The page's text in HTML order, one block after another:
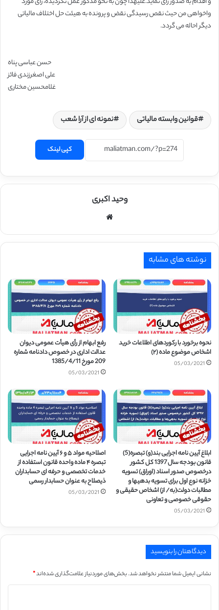
واخواهی من حیث نقص رسیدگی نقض و پرونده به هیئت حل اختلاف مالیاتی
دیگر احاله می گردد.
حسن عباسی پناه
علی اصغرزندی فائز
غلامحسین مختاری
قوانین وابسته مالیاتی نمونه ای از آرا شعب
کپی لینک
وحید اکبری
نوشته های مشابه
نحوه برخورد با رکوردهای اطلاعات خرید
اشخاص موضوع ماده (۲)
05/03/2021
رفع ابهام از رأی هیأت عمومی دیوان
عدالت اداری در خصوص دادنامه شماره
209 مورخ 1385/4/11
05/03/2021
ابلاغ آیین نامه اجرایی بند(و) تبصره(5)
قانون بودجه سال 1397 کل کشور
درخصوص صدور اسناد (اوراق) تسویه
خزانه نوع اول برای تسویه بدهی­ها و
مطالبات دولت(به/ از) اشخاص حقیقی و
حقوقی خصوصی و تعاونی
05/03/2021
اصلاحیه مواد ۵ و ۶ آیین نامه اجرایی
تبصره ۴ ماده واحده قانون استفاده از
خدمات تخصصی و حرفه ای حسابداران
ذیصلاح به عنوان حسابدار رسمی
05/03/2021
دیدگاهتان را بنویسید
نشانی ایمیل شما منتشر نخواهد شد.بخش‌های موردنیاز علامت‌گذاری شده‌اند*